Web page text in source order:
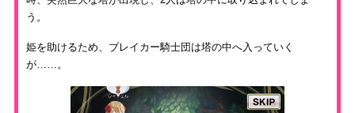
う。
姫を助けるため、ブレイカー騎士団は塔の中へ入っていく
が……。